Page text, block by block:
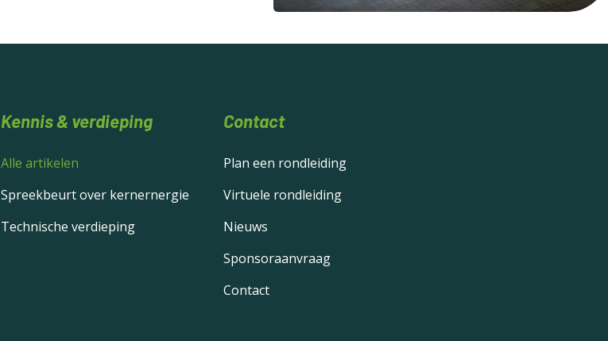
Kennis & verdieping
Alle artikelen
Spreekbeurt over kernernergie
Technische verdieping
Contact
Plan een rondleiding
Virtuele rondleiding
Nieuws
Sponsoraanvraag
Contact